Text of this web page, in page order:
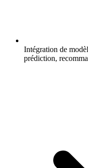
Intégration de
prédiction,